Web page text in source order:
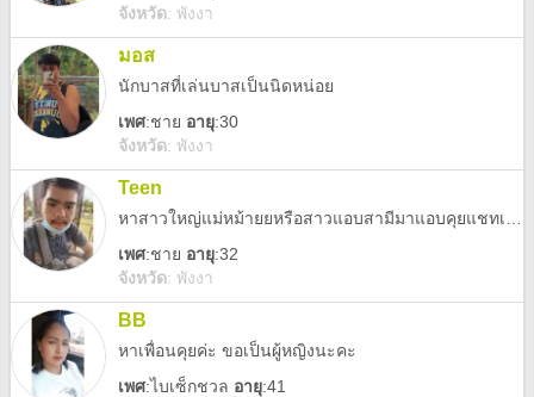
จังหวัด: พังงา
มอส
นักบาสที่เล่นบาสเป็นนิดหน่อย
เพศ:ชาย อายุ:30
จังหวัด: พังงา
Teen
เพศ:ชาย อายุ:32
จังหวัด: พังงา
BB
หาเพื่อนคุยค่ะ ขอเป็นผู้หญิงนะคะ
เพศ:ไบเซ็กชวล อายุ:41